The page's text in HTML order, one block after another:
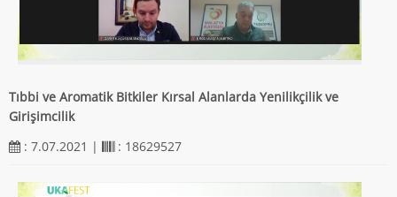
Tıbbi ve Aromatik Bitkiler Kırsal Alanlarda Yenilikçilik ve
Girişimcilik
: 7.07.2021 |
: 18629527